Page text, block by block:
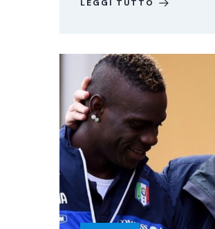
LEGGI TUTTO